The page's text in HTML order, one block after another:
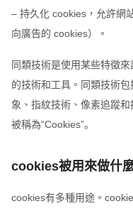
– 持久化 cookies，允許網
向廣告的 cookies）。
同類技術是使用某些特徵
的技術和工具。同類技術
象、指紋技術、像素追蹤
被稱為“Cookies”。
cookies被用來做什
cookies有多種用途。